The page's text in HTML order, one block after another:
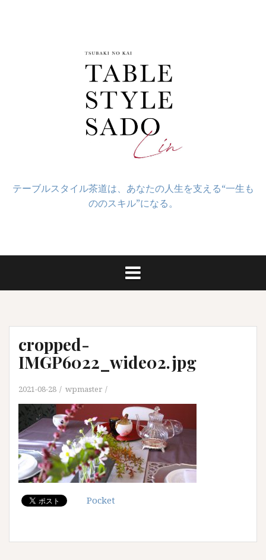
テーブルスタイル茶道は、あなたの人生を支える“一生も
ののスキル”になる。
cropped-
IMGP6022_wide02.jpg
2021-08-28 wpmaster
Pocket